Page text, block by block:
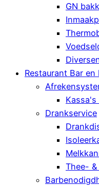
GN
Restaurant Bar en
Kassa's
Drankservice
Thee-